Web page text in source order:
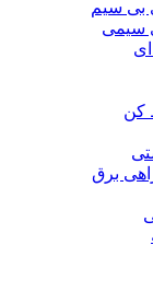
بی سیم
سیمی
کن
برق